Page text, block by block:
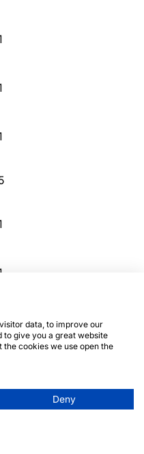
data, to improve our
to give you a great website
cookies we use open the
Deny